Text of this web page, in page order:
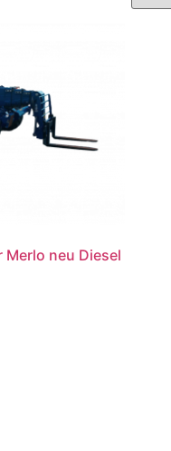
Merlo neu Diesel